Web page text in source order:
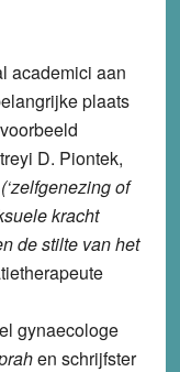
academici aan
plaats
D. Piontek,
(‘zelfgenezing of
kracht
de stilte van het
gynaecologe
en schrijfster